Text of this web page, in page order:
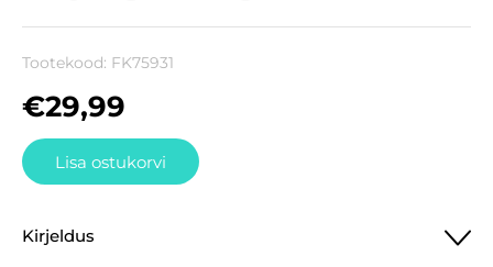
Tootekood: FK75931
€29,99
Lisa ostukorvi
Kirjeldus